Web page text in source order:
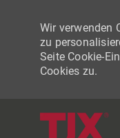
Wir verwenden
zu
Seite Cookie-
Cookies zu.